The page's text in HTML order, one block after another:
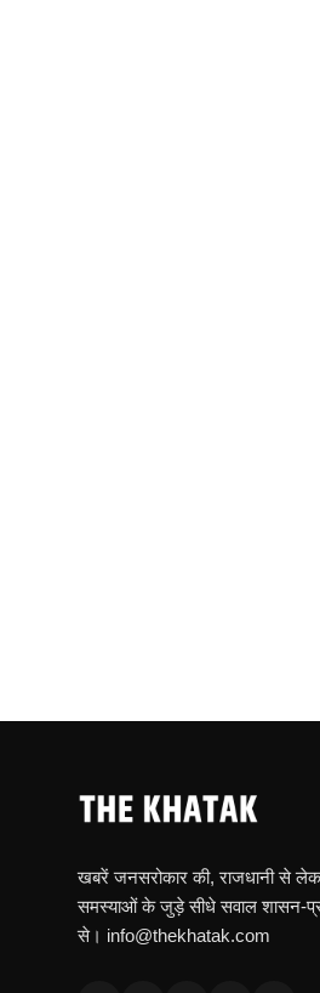
खबरें जनसरोकार की, राजधानी से
समस्याओं के जुड़े सीधे सवाल शासन-
से। info@thekhatak.com